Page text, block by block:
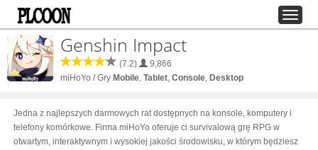
Genshin Impact
(7.2)
9,866
miHoYo / Gry Mobile, Tablet, Console, Desktop
Jedna z najlepszych darmowych rat dostępnych na konsole, komputery i
telefony komórkowe. Firma miHoYo oferuje ci survivalową grę RPG w
otwartym, interaktywnym i wysokiej jakości środowisku, w którym będziesz